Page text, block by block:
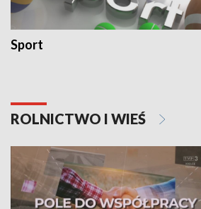
Sport
ROLNICTWO I WIEŚ